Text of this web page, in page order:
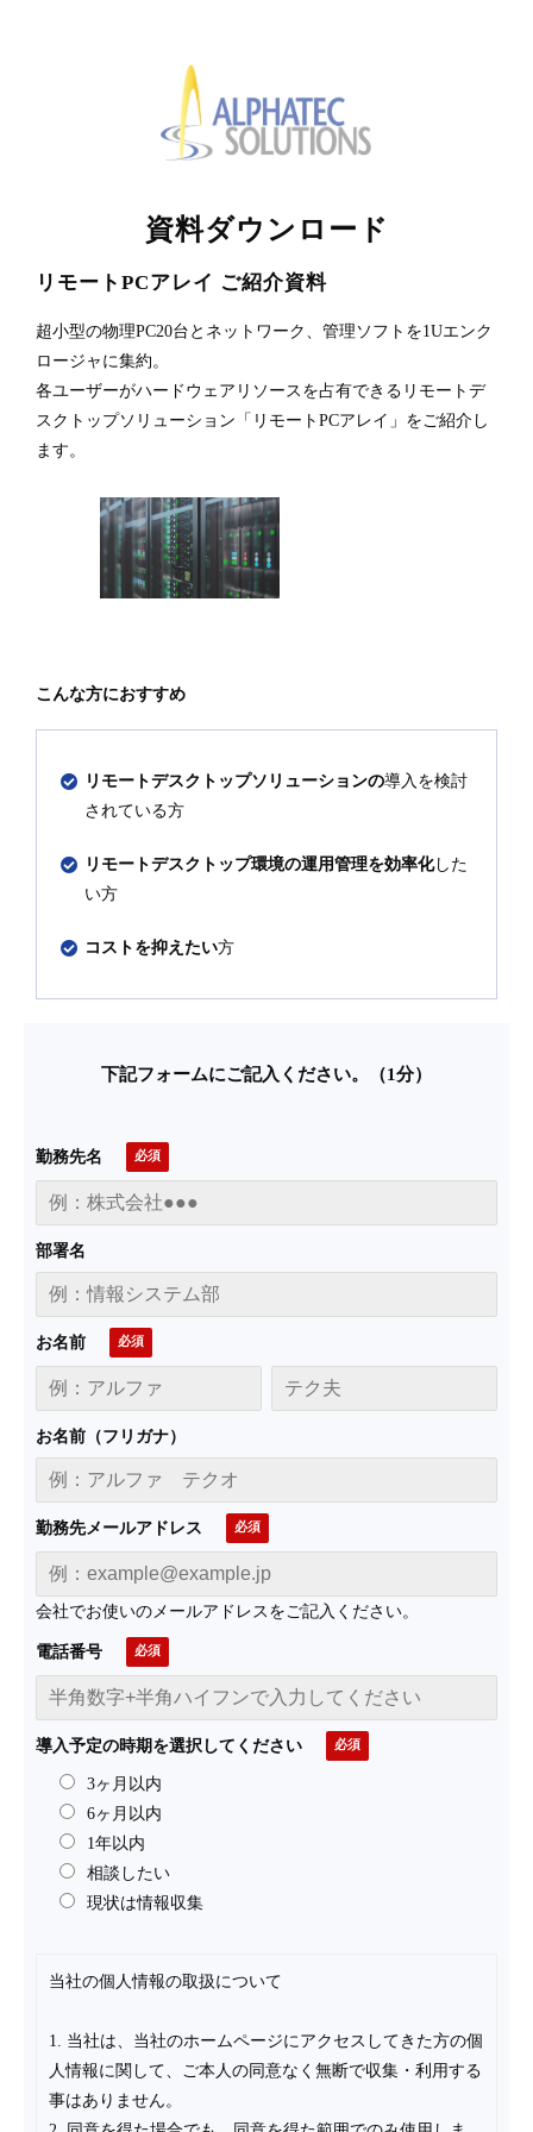
資料ダウンロード
リモートPCアレイ ご紹介資料
超小型の物理PC20台とネットワーク、管理ソフトを1Uエンク
ロージャに集約。
各ユーザーがハードウェアリソースを占有できるリモートデ
スクトップソリューション「リモートPCアレイ」をご紹介し
ます。
こんな方におすすめ
リモートデスクトップソリューションの導入を検討
されている方
リモートデスクトップ環境の運用管理を効率化した
い方
コストを抑えたい方
下記フォームにご記入ください。（1分）
勤務先名
部署名
お名前
お名前（フリガナ）
勤務先メールアドレス
会社でお使いのメールアドレスをご記入ください。
電話番号
導入予定の時期を選択してください
3ヶ月以内
6ヶ月以内
1年以内
相談したい
現状は情報収集
当社の個人情報の取扱について
1. 当社は、当社のホームページにアクセスしてきた方の個
人情報に関して、ご本人の同意なく無断で収集・利用する
事はありません。